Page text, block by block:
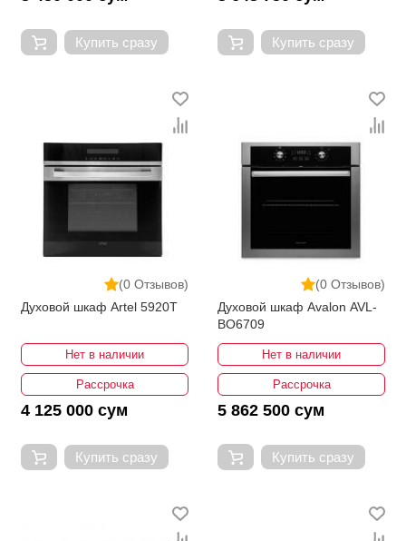
Купить сразу Купить сразу
(0 Отзывов)
Духовой шкаф Artel 5920T
Нет в наличии
Рассрочка
4 125 000 сум
Купить сразу
(0 Отзывов)
Духовой шкаф Avalon AVL-
BO6709
Нет в наличии
Рассрочка
5 862 500 сум
Купить сразу